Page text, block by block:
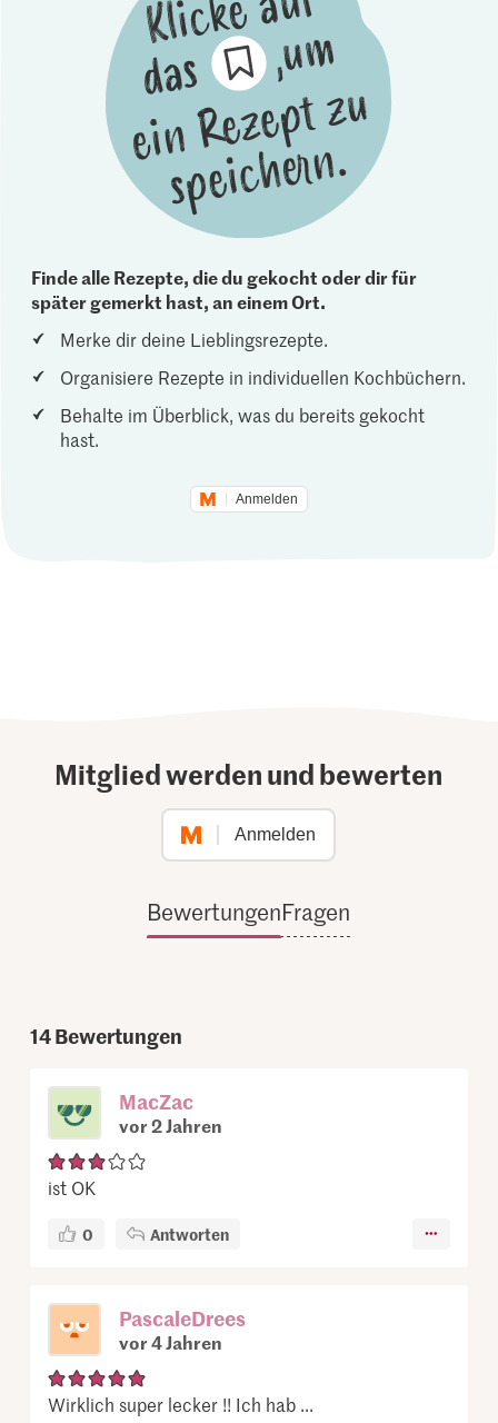
Finde alle Rezepte, die du gekocht oder dir für
später gemerkt hast, an einem Ort.
Merke dir deine Lieblingsrezepte.
Organisiere Rezepte in individuellen Kochbüchern.
Behalte im Überblick, was du bereits gekocht
hast.
Anmelden
Mitglied werden und bewerten
Anmelden
BewertungenFragen
14Bewertungen
MacZac
vor 2 Jahren
ist OK
0 Antworten
PascaleDrees
vor 4 Jahren
Wirklich super lecker !! Ich hab ...